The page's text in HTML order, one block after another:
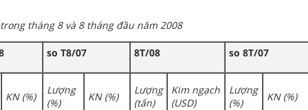
tháng 8 và 8 tháng đầu năm 2008
so T8/07 8T/08 so 8T/07
KN (%)
Lượng
(%)
KN (%)
Lượng
(tấn)
Kim ngạch
(USD)
Lượng
(%)
KN (%)